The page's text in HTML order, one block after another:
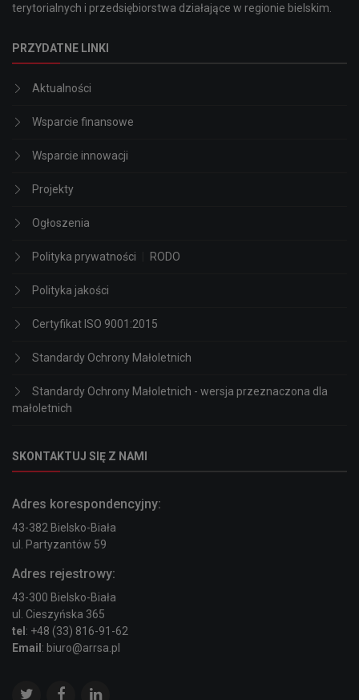
terytorialnych i przedsiębiorstwa działające w regionie bielskim.
PRZYDATNE LINKI
Aktualności
Wsparcie finansowe
Wsparcie innowacji
Projekty
Ogłoszenia
Polityka prywatności RODO
Polityka jakości
Certyfikat ISO 9001:2015
Standardy Ochrony Małoletnich
Standardy Ochrony Małoletnich - wersja przeznaczona dla
małoletnich
SKONTAKTUJ SIĘ Z NAMI
Adres korespondencyjny:
43-382 Bielsko-Biała
ul. Partyzantów 59
Adres rejestrowy:
43-300 Bielsko-Biała
ul. Cieszyńska 365
tel : +48 (33) 816-91-62
Email : biuro@arrsa.pl